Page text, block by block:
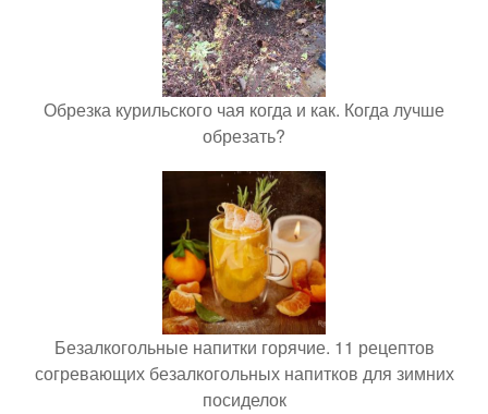
Обрезка курильского чая когда и как. Когда лучше
обрезать?
Безалкогольные напитки горячие. 11 рецептов
согревающих безалкогольных напитков для зимних
посиделок